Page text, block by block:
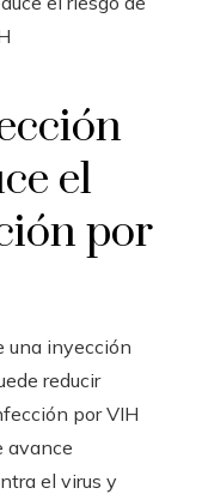
el
por
una inyección
reducir
por VIH
avance
el virus y